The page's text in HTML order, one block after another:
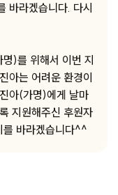
바라겠습니다. 다시
)를 위해서 이번 지
아는 어려운 환경이
아(가명)에게 날마
지원해주신 후원자
를 바라겠습니다^^